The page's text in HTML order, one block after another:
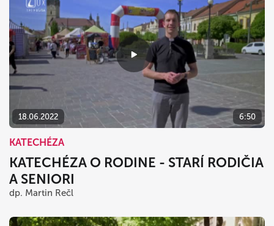
18.06.2022 6:50
KATECHÉZA
KATECHÉZA O RODINE - STARÍ RODIČIA
A SENIORI
dp. Martin Rečl